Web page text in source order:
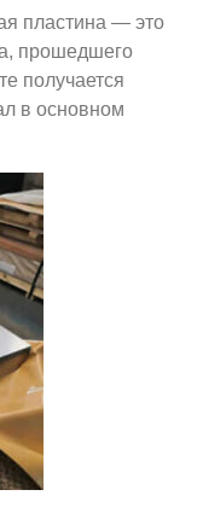
пластина — это
прошедшего
получается
в основном